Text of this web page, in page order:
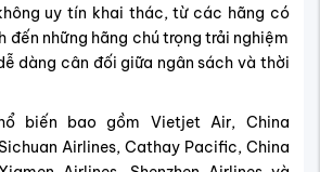
uy tín khai thác, từ các hãng có
đến những hãng chú trọng trải nghiệm
dàng cân đối giữa ngân sách và thời
biến bao gồm Vietjet Air, China
Airlines, Cathay Pacific, China